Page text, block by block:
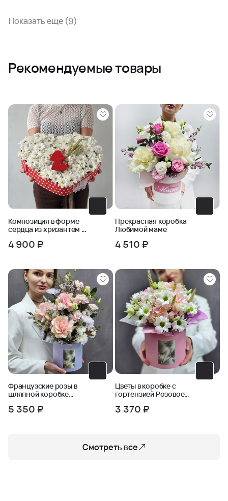
Показать ещё (9)
Рекомендуемые товары
Композиция в форме
сердца из хризантем и
4 900 ₽
Прекрасная коробка
Любимой маме
4 510 ₽
Французские розы в
шляпной коробке
5 350 ₽
Цветы в коробке с
гортензией Розовое
3 370 ₽
Смотреть все